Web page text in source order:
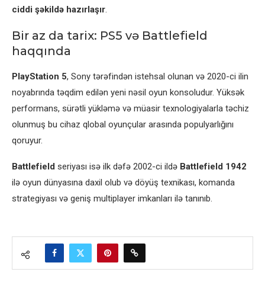
ciddi şəkildə hazırlaşır.
Bir az da tarix: PS5 və Battlefield
haqqında
PlayStation 5, Sony tərəfindən istehsal olunan və 2020-ci ilin
noyabrında təqdim edilən yeni nəsil oyun konsoludur. Yüksək
performans, sürətli yükləmə və müasir texnologiyalarla təchiz
olunmuş bu cihaz qlobal oyunçular arasında populyarlığını
qoruyur.
Battlefield seriyası isə ilk dəfə 2002-ci ildə Battlefield 1942
ilə oyun dünyasına daxil olub və döyüş texnikası, komanda
strategiyası və geniş multiplayer imkanları ilə tanınıb.